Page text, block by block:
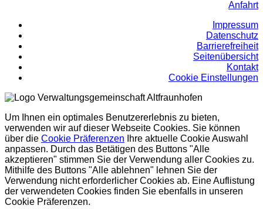
Anfahrt
Impressum
Datenschutz
Barrierefreiheit
Seitenübersicht
Kontakt
Cookie Einstellungen
Um Ihnen ein optimales Benutzererlebnis zu bieten,
verwenden wir auf dieser Webseite Cookies. Sie können
über die Cookie Präferenzen Ihre aktuelle Cookie Auswahl
anpassen. Durch das Betätigen des Buttons "Alle
akzeptieren" stimmen Sie der Verwendung aller Cookies zu.
Mithilfe des Buttons "Alle ablehnen" lehnen Sie der
Verwendung nicht erforderlicher Cookies ab. Eine Auflistung
der verwendeten Cookies finden Sie ebenfalls in unseren
Cookie Präferenzen.